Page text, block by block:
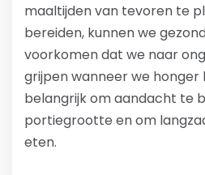
maaltijden van tevoren te
bereiden, kunnen we
voorkomen dat we naar
grijpen wanneer we honger
belangrijk om aandacht te
portiegrootte en om
eten.